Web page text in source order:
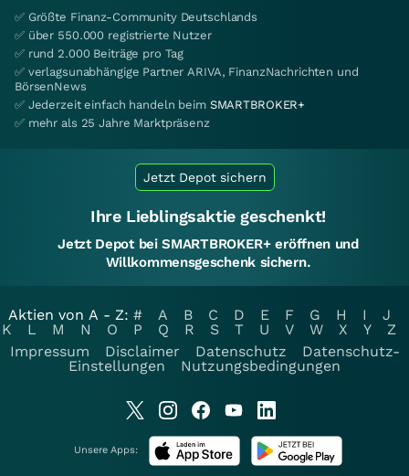
✅ Größte Finanz-Community Deutschlands
✅ über 550.000 registrierte Nutzer
✅ rund 2.000 Beiträge pro Tag
✅ verlagsunabhängige Partner ARIVA, FinanzNachrichten und
BörsenNews
✅ Jederzeit einfach handeln beim SMARTBROKER+
✅ mehr als 25 Jahre Marktpräsenz
Jetzt Depot sichern
Ihre Lieblingsaktie geschenkt!
Jetzt Depot bei SMARTBROKER+ eröffnen und
Willkommensgeschenk sichern.
Aktien von A - Z: # A B C D E F G H I
J
K
L M N O P Q R S T U V W X Y
Z
Impressum
Disclaimer Datenschutz
Datenschutz-
Einstellungen
Nutzungsbedingungen
Unsere Apps: